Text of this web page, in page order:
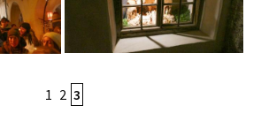
1 2 3